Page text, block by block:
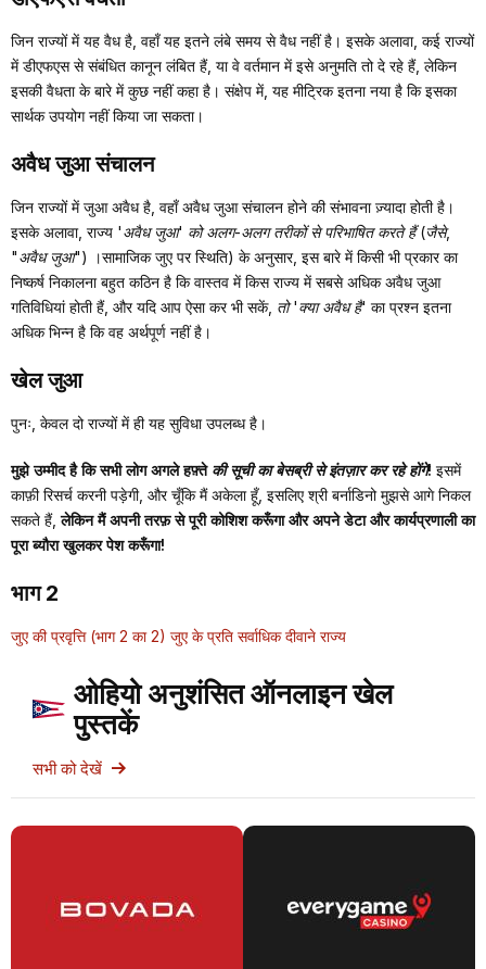
जिन राज्यों में यह वैध है, वहाँ यह इतने लंबे समय से वैध नहीं है। इसके अलावा, कई राज्यों
में डीएफएस से संबंधित कानून लंबित हैं, या वे वर्तमान में इसे अनुमति तो दे रहे हैं, लेकिन
इसकी वैधता के बारे में कुछ नहीं कहा है। संक्षेप में, यह मीट्रिक इतना नया है कि इसका
सार्थक उपयोग नहीं किया जा सकता।
अवैध जुआ संचालन
जिन राज्यों में जुआ अवैध है, वहाँ अवैध जुआ संचालन होने की संभावना ज़्यादा होती है।
इसके अलावा, राज्य 'अवैध जुआ' को अलग-अलग तरीकों से परिभाषित करते हैं (जैसे,
"अवैध जुआ")
।सामाजिक जुए पर स्थिति) के अनुसार, इस बारे में किसी भी प्रकार का
निष्कर्ष निकालना बहुत कठिन है कि वास्तव में किस राज्य में सबसे अधिक अवैध जुआ
गतिविधियां होती हैं, और यदि आप ऐसा कर भी सकें, तो 'क्या अवैध है' का प्रश्न इतना
अधिक भिन्न है कि वह अर्थपूर्ण नहीं है।
खेल जुआ
पुनः, केवल दो राज्यों में ही यह सुविधा उपलब्ध है।
मुझे उम्मीद है कि सभी लोग अगले हफ़्ते की सूची का बेसब्री से इंतज़ार कर रहे होंगे! इसमें
काफ़ी रिसर्च करनी पड़ेगी, और चूँकि मैं अकेला हूँ, इसलिए श्री बर्नाडिनो मुझसे आगे निकल
सकते हैं,लेकिन मैं अपनी तरफ़ से पूरी कोशिश करूँगा और अपने डेटा और कार्यप्रणाली का
पूरा ब्यौरा खुलकर पेश करूँगा!
भाग 2
जुए की प्रवृत्ति (भाग 2 का 2) जुए के प्रति सर्वाधिक दीवाने राज्य
ओहियो अनुशंसित ऑनलाइन खेल
पुस्तकें
सभी को देखें